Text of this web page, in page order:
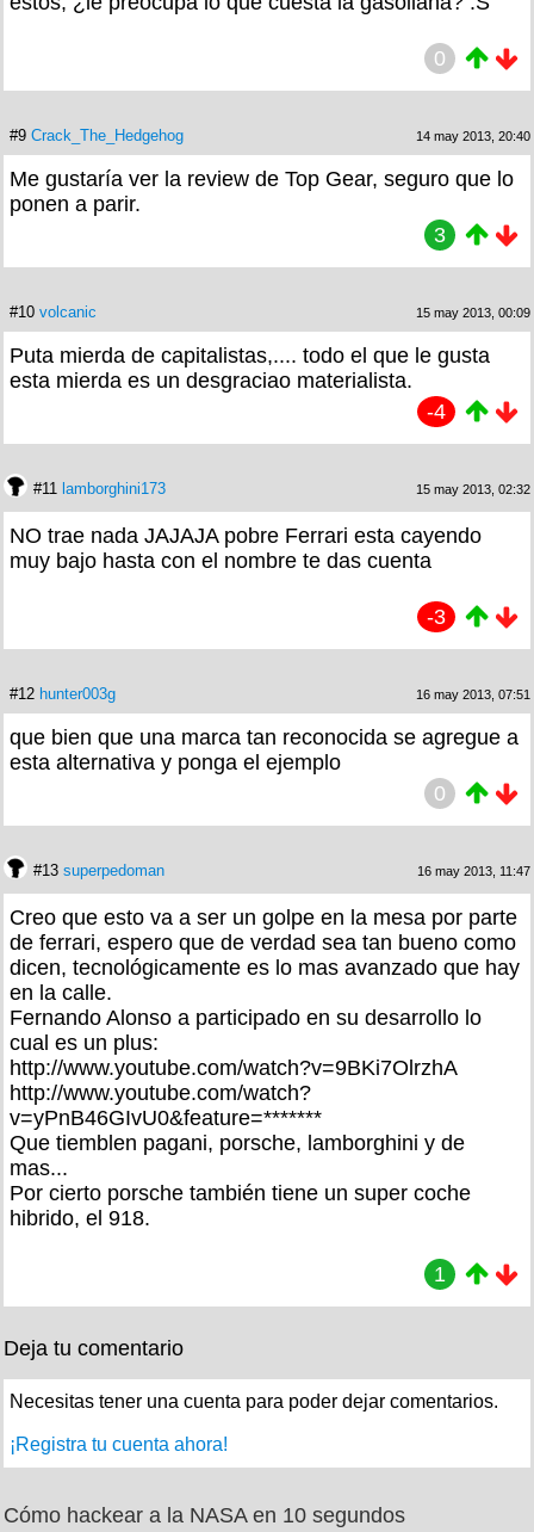
0
#9 Crack_The_Hedgehog 14 may 2013, 20:40
Me gustaría ver la review de Top Gear, seguro que lo
ponen a parir.
3
#10 volcanic 15 may 2013, 00:09
Puta mierda de capitalistas,.... todo el que le gusta
esta mierda es un desgraciao materialista.
-4
#11 lamborghini173 15 may 2013, 02:32
NO trae nada JAJAJA pobre Ferrari esta cayendo
muy bajo hasta con el nombre te das cuenta
-3
#12 hunter003g 16 may 2013, 07:51
que bien que una marca tan reconocida se agregue a
esta alternativa y ponga el ejemplo
0
#13 superpedoman 16 may 2013, 11:47
Creo que esto va a ser un golpe en la mesa por parte
de ferrari, espero que de verdad sea tan bueno como
dicen, tecnológicamente es lo mas avanzado que hay
en la calle.
Fernando Alonso a participado en su desarrollo lo
cual es un plus:
http://www.youtube.com/watch?v=9BKi7OlrzhA
http://www.youtube.com/watch?
v=yPnB46GIvU0&feature=*******
Que tiemblen pagani, porsche, lamborghini y de
mas...
Por cierto porsche también tiene un super coche
hibrido, el 918.
1
Deja tu comentario
Necesitas tener una cuenta para poder dejar comentarios.
¡Registra tu cuenta ahora!
Cómo hackear a la NASA en 10 segundos